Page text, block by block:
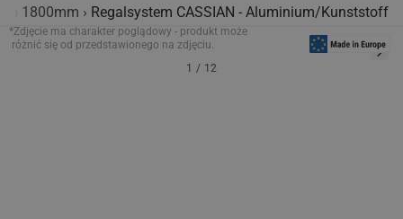
ab 1800mm Regalsystem CASSIAN - Aluminium/Kunststoff
*Zdjęcie ma charakter poglądowy - produkt może
różnić się od przedstawionego na zdjęciu.
1 / 12